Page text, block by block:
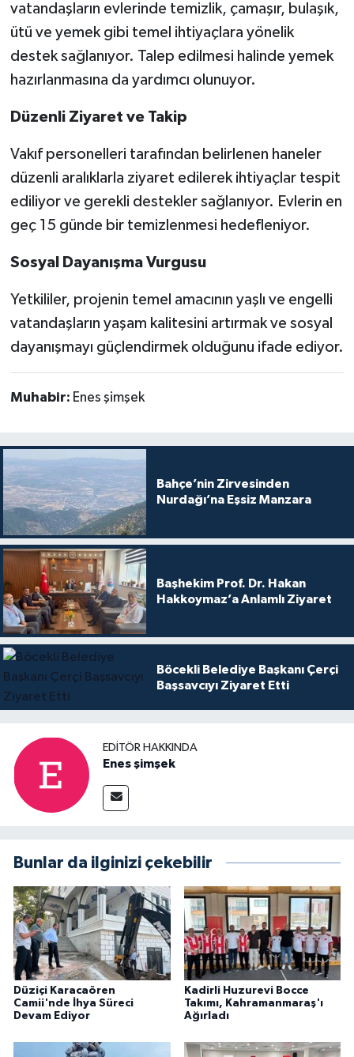
vatandaşların evlerinde temizlik, çamaşır, bulaşık,
ütü ve yemek gibi temel ihtiyaçlara yönelik
destek sağlanıyor. Talep edilmesi halinde yemek
hazırlanmasına da yardımcı olunuyor.
Düzenli Ziyaret ve Takip
Vakıf personelleri tarafından belirlenen haneler
düzenli aralıklarla ziyaret edilerek ihtiyaçlar tespit
ediliyor ve gerekli destekler sağlanıyor. Evlerin en
geç 15 günde bir temizlenmesi hedefleniyor.
Sosyal Dayanışma Vurgusu
Yetkililer, projenin temel amacının yaşlı ve engelli
vatandaşların yaşam kalitesini artırmak ve sosyal
dayanışmayı güçlendirmek olduğunu ifade ediyor.
Muhabir: Enes şimşek
Bahçe’nin Zirvesinden
Nurdağı’na Eşsiz Manzara
Başhekim Prof. Dr. Hakan
Hakkoymaz’a Anlamlı Ziyaret
Böcekli Belediye Başkanı Çerçi
Başsavcıyı Ziyaret Etti
EDITÖR HAKKINDA
Enes şimşek
Bunlar da ilginizi çekebilir
Düziçi Karacaören
Camii'nde İhya Süreci
Devam Ediyor
Kadirli Huzurevi Bocce
Takımı, Kahramanmaraş'ı
Ağırladı